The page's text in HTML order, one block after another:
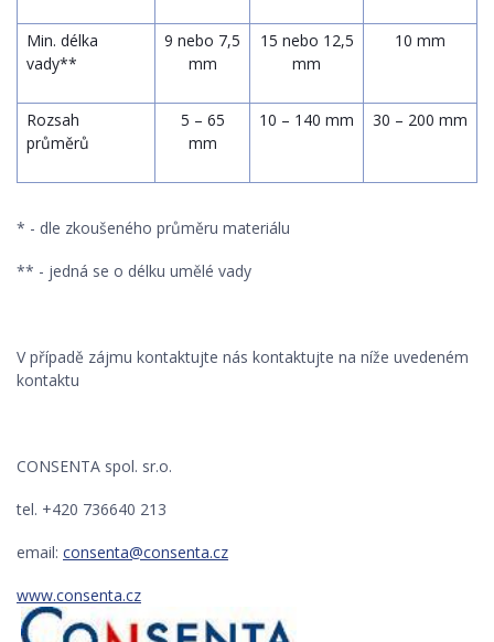
Min. délka
vady**
9 nebo 7,5
mm
15 nebo 12,5
mm
10 mm
Rozsah
průměrů
5 – 65
mm
10 – 140 mm 30 – 200 mm
* - dle zkoušeného průměru materiálu
** - jedná se o délku umělé vady
V případě zájmu kontaktujte nás kontaktujte na níže uvedeném
kontaktu
CONSENTA spol. sr.o.
tel. +420 736640 213
email: consenta@consenta.cz
www.consenta.cz